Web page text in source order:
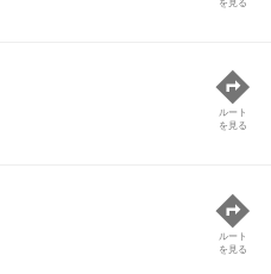
ルート
を見る
ルート
を見る